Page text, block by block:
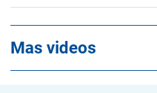
Mas videos